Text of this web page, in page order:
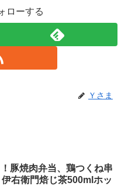
ローする
Ｙさま
豚焼肉弁当、鶏つくね串
右衛門焙じ茶500mlホッ